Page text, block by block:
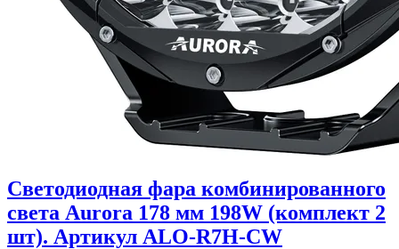
Светодиодная фара комбинированного
света Aurora 178 мм 198W (комплект 2
шт). Артикул ALO-R7H-CW